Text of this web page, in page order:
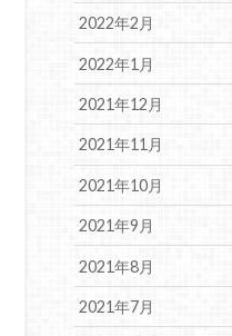
2022年2月
2022年1月
2021年12月
2021年11月
2021年10月
2021年9月
2021年8月
2021年7月